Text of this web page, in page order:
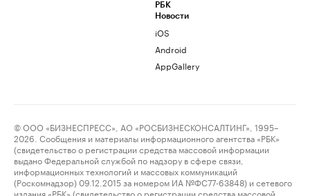
РБК
Новости
iOS
Android
AppGallery
© ООО «БИЗНЕСПРЕСС», АО «РОСБИЗНЕСКОНСАЛТИНГ», 1995–
2026. Сообщения и материалы информационного агентства «РБК»
(свидетельство о регистрации средства массовой информации
выдано Федеральной службой по надзору в сфере связи,
информационных технологий и массовых коммуникаций
(Роскомнадзор) 09.12.2015 за номером ИА №ФС77-63848) и сетевого
издания «РБК» (свидетельство о регистрации средства массовой